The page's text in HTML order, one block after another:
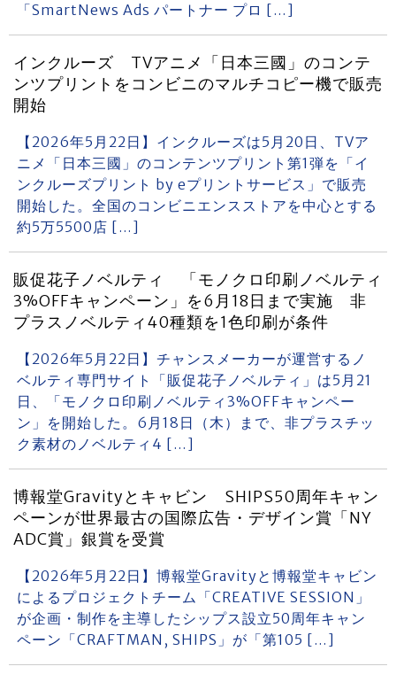
「SmartNews Ads パートナー プロ […]
インクルーズ TVアニメ「日本三國」のコンテ
ンツプリントをコンビニのマルチコピー機で販売
開始
【2026年5月22日】インクルーズは5月20日、TVア
ニメ「日本三國」のコンテンツプリント第1弾を「イ
ンクルーズプリント by eプリントサービス」で販売
開始した。全国のコンビニエンスストアを中心とする
約5万5500店 […]
販促花子ノベルティ 「モノクロ印刷ノベルティ
3%OFFキャンペーン」を6月18日まで実施 非
プラスノベルティ40種類を1色印刷が条件
【2026年5月22日】チャンスメーカーが運営するノ
ベルティ専門サイト「販促花子ノベルティ」は5月21
日、「モノクロ印刷ノベルティ3%OFFキャンペー
ン」を開始した。6月18日（木）まで、非プラスチッ
ク素材のノベルティ4 […]
博報堂Gravityとキャビン SHIPS50周年キャン
ペーンが世界最古の国際広告・デザイン賞「NY
ADC賞」銀賞を受賞
【2026年5月22日】博報堂Gravityと博報堂キャビン
によるプロジェクトチーム「CREATIVE SESSION」
が企画・制作を主導したシップス設立50周年キャン
ペーン「CRAFTMAN, SHIPS」が「第105 […]